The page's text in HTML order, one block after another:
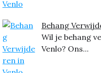
Behang
Wil je behang
Venlo? Ons...